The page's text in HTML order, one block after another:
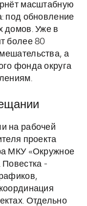
масштабную
под обновление
домов. Уже в
более 80
а
фонда округа
на рабочей
проекта
МКУ «Окружное
Повестка -
Отдельно